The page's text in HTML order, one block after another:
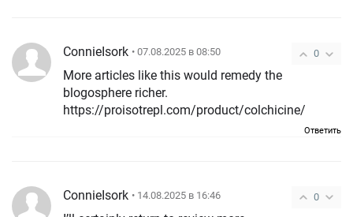
0
ConnieIsork • 07.08.2025 в 08:50
More articles like this would remedy the
blogosphere richer.
https://proisotrepl.com/product/colchicine/
Ответить
0
ConnieIsork • 14.08.2025 в 16:46